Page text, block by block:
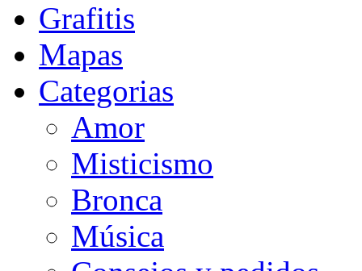
Grafitis
Mapas
Categorias
Amor
Misticismo
Bronca
Música